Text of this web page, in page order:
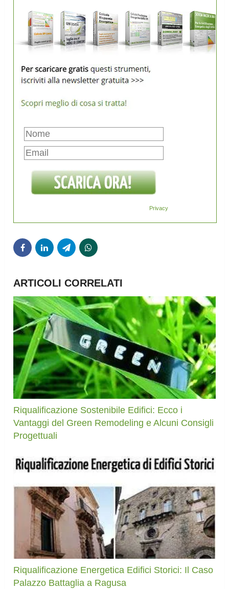
Privacy
ARTICOLI CORRELATI
Riqualificazione Sostenibile Edifici: Ecco i
Vantaggi del Green Remodeling e Alcuni Consigli
Progettuali
Riqualificazione Energetica Edifici Storici: Il Caso
Palazzo Battaglia a Ragusa